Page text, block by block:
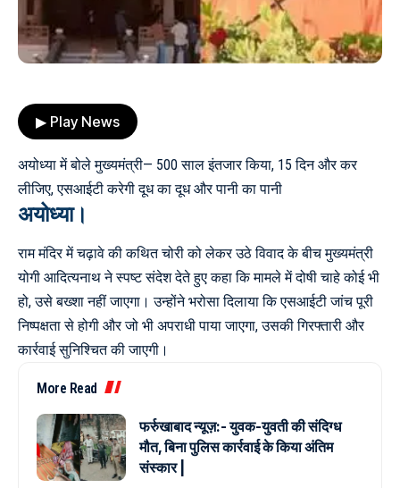
▶ Play News
अयोध्या में बोले मुख्यमंत्री— 500 साल इंतजार किया, 15 दिन और कर
लीजिए, एसआईटी करेगी दूध का दूध और पानी का पानी
अयोध्या।
राम मंदिर में चढ़ावे की कथित चोरी को लेकर उठे विवाद के बीच मुख्यमंत्री
योगी आदित्यनाथ ने स्पष्ट संदेश देते हुए कहा कि मामले में दोषी चाहे कोई भी
हो, उसे बख्शा नहीं जाएगा। उन्होंने भरोसा दिलाया कि एसआईटी जांच पूरी
निष्पक्षता से होगी और जो भी अपराधी पाया जाएगा, उसकी गिरफ्तारी और
कार्रवाई सुनिश्चित की जाएगी।
More Read
फर्रुखाबाद न्यूज़:- युवक-युवती की संदिग्ध
मौत, बिना पुलिस कार्रवाई के किया अंतिम
संस्कार |